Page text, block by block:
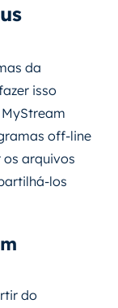
da
isso
off-line
os arquivos
los
do